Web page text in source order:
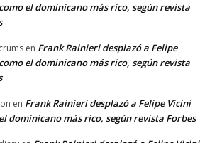
el dominicano más rico, según revista
en Frank Rainieri desplazó a Felipe
el dominicano más rico, según revista
en Frank Rainieri desplazó a Felipe Vicini
dominicano más rico, según revista Forbes